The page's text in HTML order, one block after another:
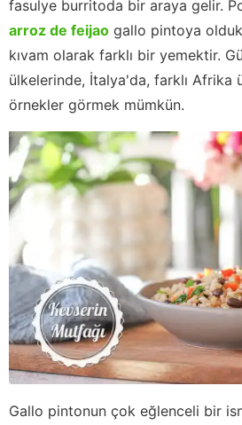
fasulye burritoda bir araya gelir.
arroz de feijao gallo pintoya
kıvam olarak farklı bir yemektir.
ülkelerinde, İtalya'da, farklı Afrika
örnekler görmek mümkün.
Gallo pintonun çok eğlenceli bir